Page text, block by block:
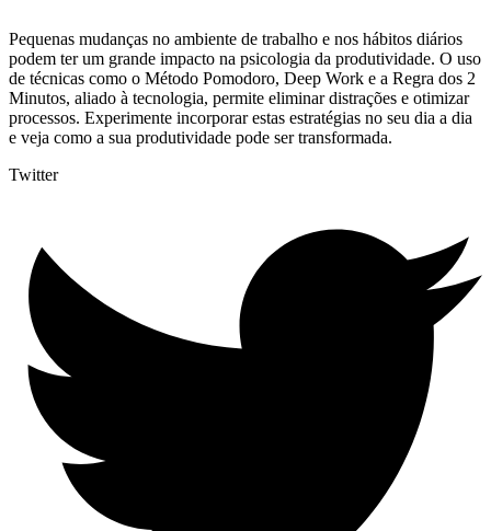
Pequenas mudanças no ambiente de trabalho e nos hábitos diários
podem ter um grande impacto na psicologia da produtividade. O uso
de técnicas como o Método Pomodoro, Deep Work e a Regra dos 2
Minutos, aliado à tecnologia, permite eliminar distrações e otimizar
processos. Experimente incorporar estas estratégias no seu dia a dia
e veja como a sua produtividade pode ser transformada.
Twitter